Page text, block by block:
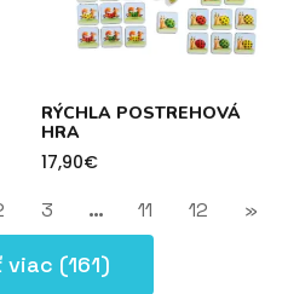
RÝCHLA POSTREHOVÁ
HRA
17,90€
3 … 11 12 »
(161)